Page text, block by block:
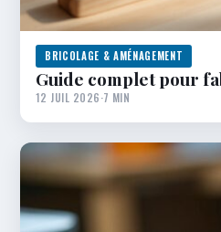
BRICOLAGE & AMÉNAGEMENT
Guide complet pour
12 JUIL 2026·7 MIN